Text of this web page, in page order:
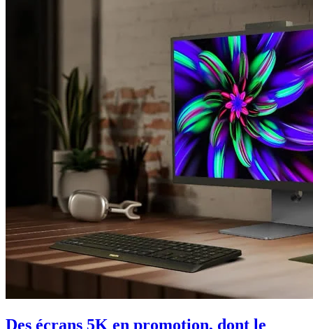
Des écrans 5K en promotion, dont le